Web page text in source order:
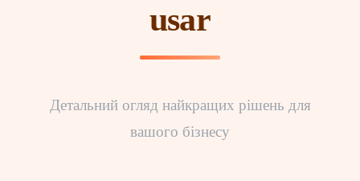
usar
Детальний огляд найкращих рішень для
вашого бізнесу